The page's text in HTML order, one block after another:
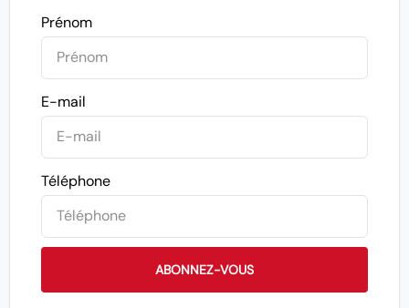
Prénom
E-mail
Téléphone
ABONNEZ-VOUS